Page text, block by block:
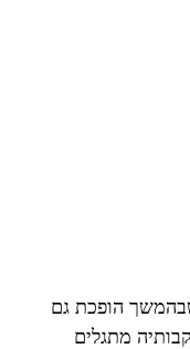
הופכת גם
מתגלים